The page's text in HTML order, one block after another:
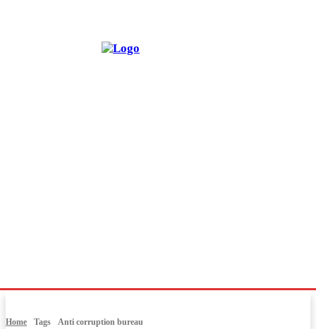
Home Tags Anti corruption bureau